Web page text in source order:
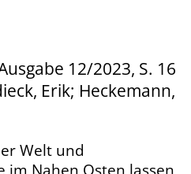
12/2023, S. 16
Erik; Heckemann,
Welt und
im Nahen Osten lassen